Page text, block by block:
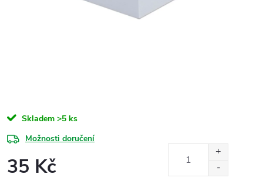
Skladem >5 ks
Možnosti doručení
35 Kč